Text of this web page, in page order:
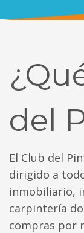
del
El Club del
dirigido a
inmobiliario,
carpintería
compras por